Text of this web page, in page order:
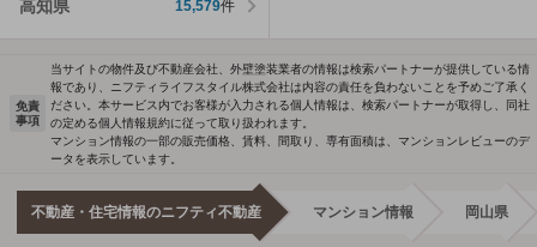
高知県 15,579件
免責
事項
当サイトの物件及び不動産会社、外壁塗装業者の情報は検索パートナーが提供している情
報であり、ニフティライフスタイル株式会社は内容の責任を負わないことを予めご了承く
ださい。本サービス内でお客様が入力される個人情報は、検索パートナーが取得し、同社
の定める個人情報規約に従って取り扱われます。
マンション情報の一部の販売価格、賃料、間取り、専有面積は、マンションレビューのデ
ータを表示しています。
不動産・住宅情報のニフティ不動産 マンション情報 岡山県